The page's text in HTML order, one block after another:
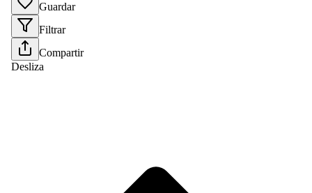
Guardar
Filtrar
Compartir
Desliza